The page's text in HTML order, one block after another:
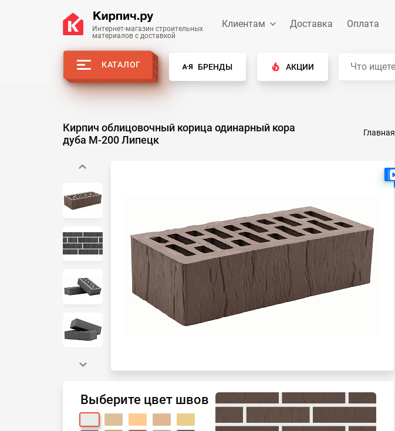
Интернет-магазин строительных
материалов с доставкой
Клиентам Доставка Оплата
КАТАЛОГ БРЕНДЫ АКЦИИ
Кирпич облицовочный корица одинарный кора
дуба М-200 Липецк
Главная
Выберите цвет швов